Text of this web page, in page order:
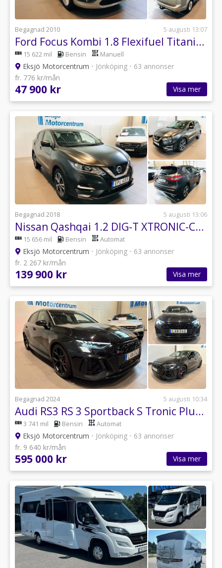
Begagnad 2010 5 augusti 13:07
Ford Focus Kombi 1.8 Flexifuel Titanium Euro 4
15 622 mil Bensin Manuell
Eksjö Motorcentrum • Jönköping • 63 annonser
fr. 776 kr/mån
47 900 kr Visa mer
Begagnad 2018 5 augusti 13:06
Nissan Qashqai 1.2 DIG-T XTRONIC-CVT N-Connecta Euro 6
15 656 mil Bensin Automat
Eksjö Motorcentrum • Jönköping • 63 annonser
fr. 2 267 kr/mån
139 900 kr Visa mer
Begagnad 2024 5 augusti 10:34
Audi RS3 RS 3 Sportback S Tronic Plus *LED Matrix, Sportavgas*
3 741 mil Bensin Automat
Eksjö Motorcentrum • Jönköping • 63 annonser
fr. 9 640 kr/mån
595 000 kr Visa mer